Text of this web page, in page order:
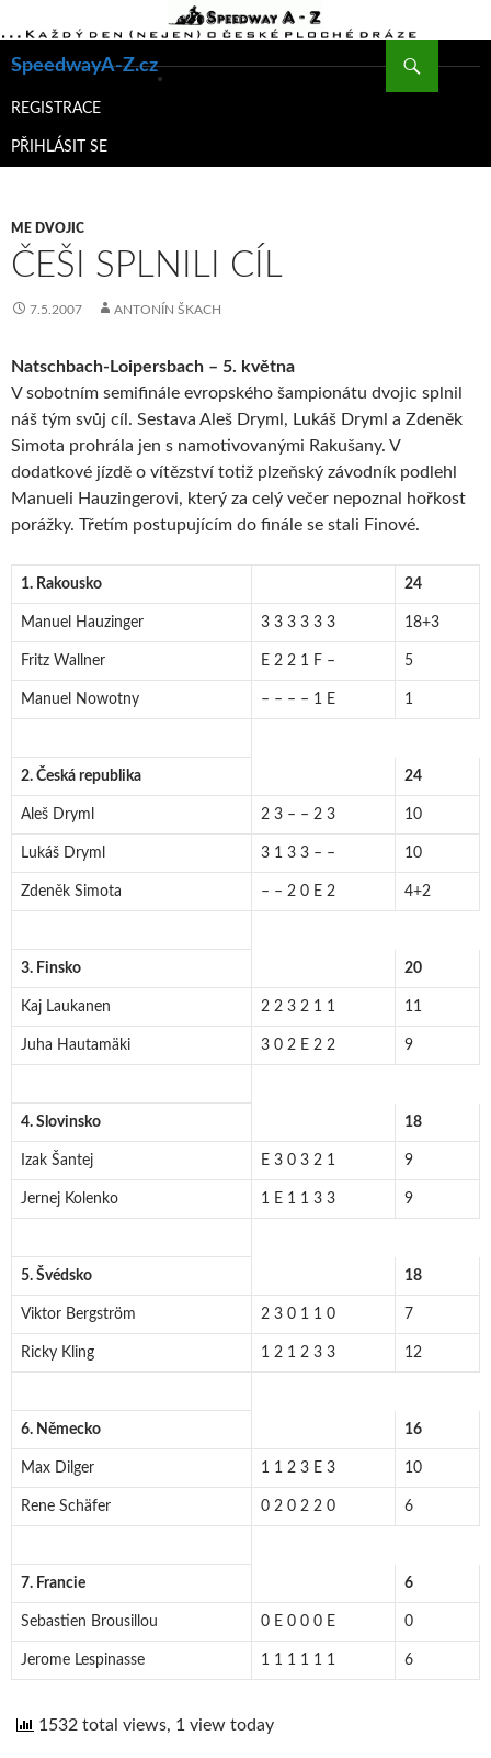
SpeedwayA-Z.cz
K
WEBU
REGISTRACE
PŘIHLÁSIT SE
ME DVOJIC
ČEŠI SPLNILI CÍL
7.5.2007 ANTONÍN ŠKACH
Natschbach-Loipersbach – 5. května
V sobotním semifinále evropského šampionátu dvojic splnil
náš tým svůj cíl. Sestava Aleš Dryml, Lukáš Dryml a Zdeněk
Simota prohrála jen s namotivovanými Rakušany. V
dodatkové jízdě o vítězství totiž plzeňský závodník podlehl
Manueli Hauzingerovi, který za celý večer nepoznal hořkost
porážky. Třetím postupujícím do finále se stali Finové.
1. Rakousko 24
Manuel Hauzinger 3 3 3 3 3 3 18+3
Fritz Wallner E 2 2 1 F – 5
Manuel Nowotny – – – – 1 E 1
2. Česká republika 24
Aleš Dryml 2 3 – – 2 3 10
Lukáš Dryml 3 1 3 3 – – 10
Zdeněk Simota – – 2 0 E 2 4+2
3. Finsko 20
Kaj Laukanen 2 2 3 2 1 1 11
Juha Hautamäki 3 0 2 E 2 2 9
4. Slovinsko 18
Izak Šantej E 3 0 3 2 1 9
Jernej Kolenko 1 E 1 1 3 3 9
5. Švédsko 18
Viktor Bergström 2 3 0 1 1 0 7
Ricky Kling 1 2 1 2 3 3 12
6. Německo 16
Max Dilger 1 1 2 3 E 3 10
Rene Schäfer 0 2 0 2 2 0 6
7. Francie 6
Sebastien Brousillou 0 E 0 0 0 E 0
Jerome Lespinasse 1 1 1 1 1 1 6
1532 total views, 1 view today